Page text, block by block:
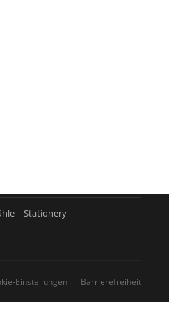
– Stationery
Einstellungen Barrierefreiheit